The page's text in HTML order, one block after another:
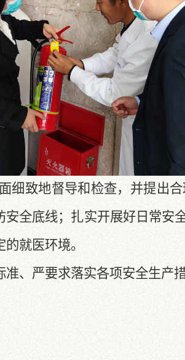
致地督导和检查，并提出
全底线；扎实开展好日常安
就医环境。
、严要求落实各项安全生产